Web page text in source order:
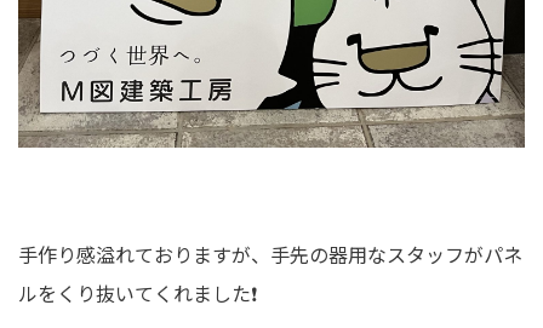
手作り感溢れておりますが、手先の器用なスタッフがパネ
ルをくり抜いてくれました❗️